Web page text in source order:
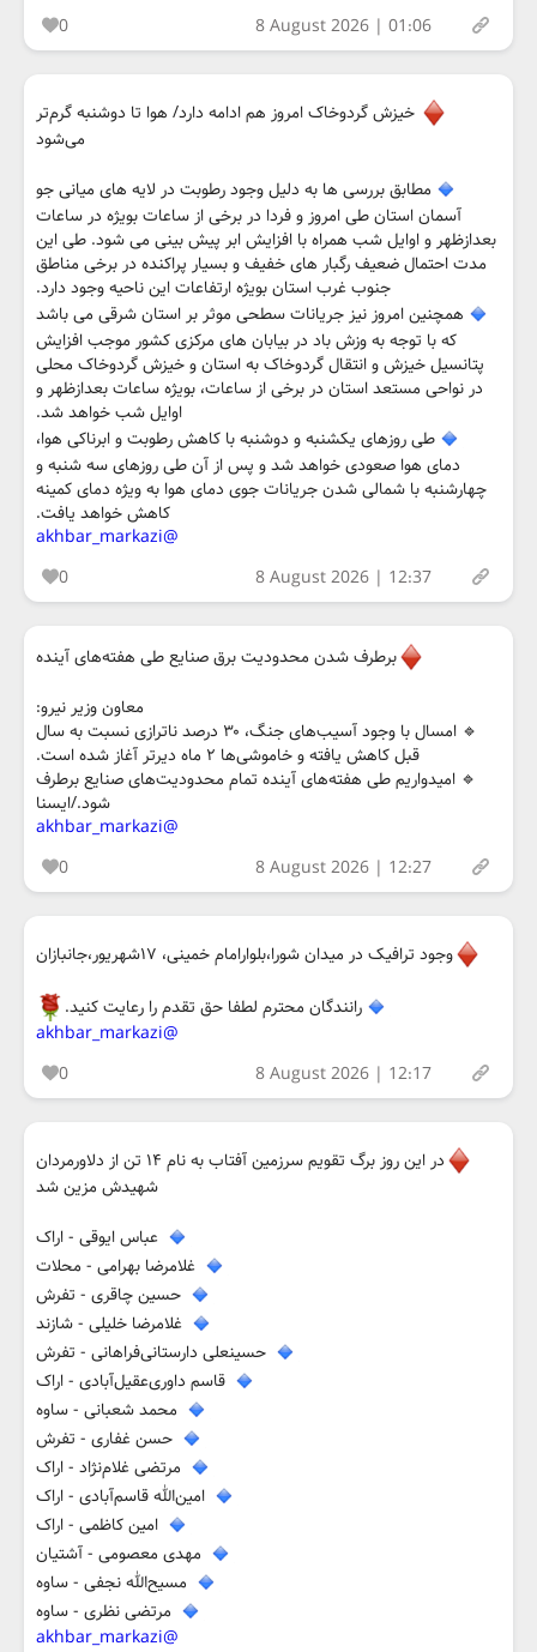
0
8 August 2026 | 01:06
خیزش گردوخاک امروز هم ادامه دارد/ هوا تا دوشنبه گرم‌تر
می‌شود
مطابق بررسی ها به دلیل وجود رطوبت در لایه های میانی جو
آسمان استان طی امروز و فردا در برخی از ساعات بویژه در ساعات
بعدازظهر و اوایل شب همراه با افزایش ابر پیش بینی می شود. طی این
مدت احتمال ضعیف رگبار های خفیف و بسیار پراکنده در برخی مناطق
جنوب غرب استان بویژه ارتفاعات این ناحیه وجود دارد.
همچنین امروز نیز جریانات سطحی موثر بر استان شرقی می باشد
که با توجه به وزش باد در بیابان های مرکزی کشور موجب افزایش
پتانسیل خیزش و انتقال گردوخاک به استان و خیزش گردوخاک محلی
در نواحی مستعد استان در برخی از ساعات، بویژه ساعات بعدازظهر و
اوایل شب خواهد شد.
طی روزهای یکشنبه و دوشنبه با کاهش رطوبت و ابرناکی هوا،
دمای هوا صعودی خواهد شد و پس از آن طی روزهای سه شنبه و
چهارشنبه با شمالی شدن جریانات جوی دمای هوا به ویژه دمای کمینه
کاهش خواهد یافت.
@akhbar_markazi
0
8 August 2026 | 12:37
برطرف شدن محدودیت‌ برق صنایع طی هفته‌های آینده
معاون وزیر نیرو:
🔹️ امسال با وجود آسیب‌های جنگ، ۳۰ درصد ناترازی نسبت به سال
قبل کاهش یافته و خاموشی‌ها ۲ ماه دیرتر آغاز شده است.
🔹️ امیدواریم طی هفته‌های آینده تمام محدودیت‌های صنایع برطرف
شود./ایسنا
@akhbar_markazi
0
8 August 2026 | 12:27
وجود ترافیک در میدان شورا،بلوارامام خمینی، ۱۷شهریور،جانبازان
رانندگان محترم لطفا حق تقدم را رعایت کنید.
@akhbar_markazi
0
8 August 2026 | 12:17
در این روز برگ تقویم سرزمین آفتاب به نام ۱۴ تن از دلاورمردان
شهیدش مزین شد
عباس ایوقی - اراک
غلامرضا بهرامی - محلات
حسین چاقری - تفرش
غلامرضا خلیلی - شازند
حسینعلی دارستانی‌فراهانی - تفرش
قاسم داوری‌عقیل‌آبادی - اراک
محمد شعبانی - ساوه
حسن غفاری - تفرش
مرتضی غلام‌نژاد - اراک
امین‌الله قاسم‌آبادی - اراک
امین کاظمی - اراک
مهدی معصومی - آشتیان
مسیح‌الله نجفی - ساوه
مرتضی نظری - ساوه
@akhbar_markazi